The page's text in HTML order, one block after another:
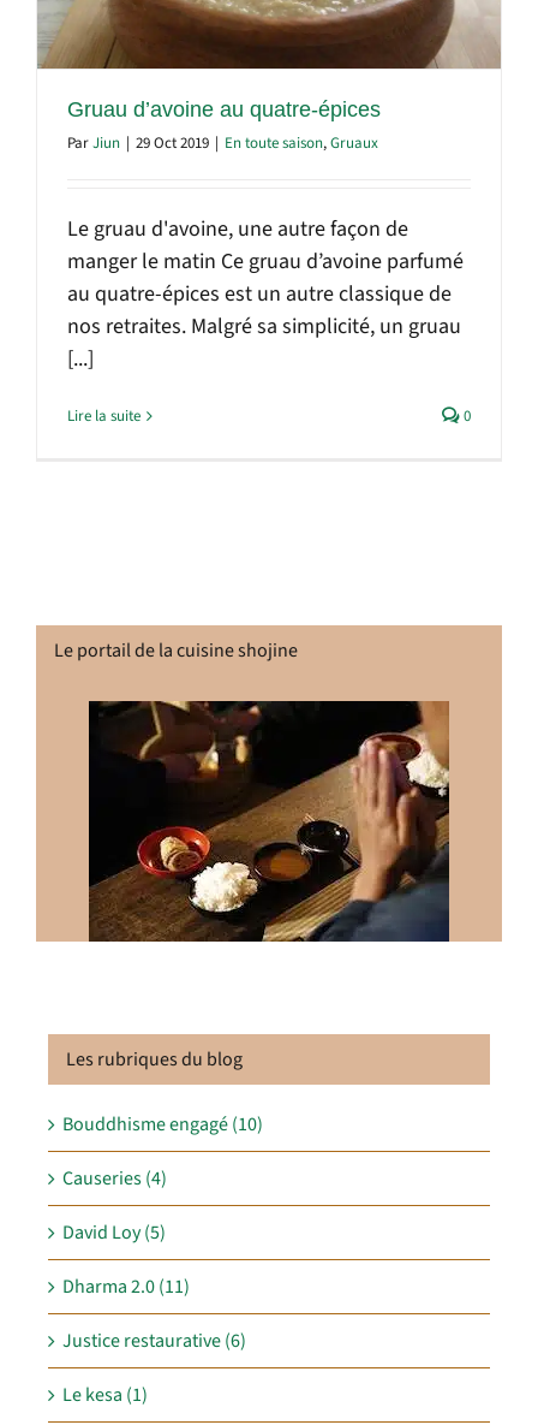
Gruau d’avoine au quatre-épices
ParJiun | 29 Oct 2019 | En toute saison,Gruaux
Le gruau d'avoine, une autre façon de
manger le matin Ce gruau d’avoine parfumé
au quatre-épices est un autre classique de
nos retraites. Malgré sa simplicité, un gruau
[...]
Lire la suite 0
Le portail de la cuisine shojine
Les rubriques du blog
Bouddhisme engagé (10)
Causeries (4)
David Loy (5)
Dharma 2.0 (11)
Justice restaurative (6)
Le kesa (1)